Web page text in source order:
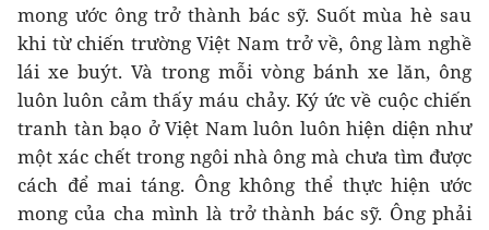
mong ước ông trở thành bác sỹ. Suốt mùa hè sau
khi từ chiến trường Việt Nam trở về, ông làm nghề
lái xe buýt. Và trong mỗi vòng bánh xe lăn, ông
luôn luôn cảm thấy máu chảy. Ký ức về cuộc chiến
tranh tàn bạo ở Việt Nam luôn luôn hiện diện như
một xác chết trong ngôi nhà ông mà chưa tìm được
cách để mai táng. Ông không thể thực hiện ước
mong của cha mình là trở thành bác sỹ. Ông phải